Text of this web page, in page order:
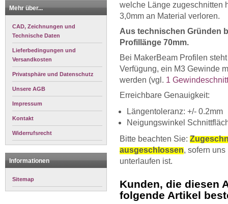
Mehr über...
CAD, Zeichnungen und
Technische Daten
Lieferbedingungen und
Versandkosten
Privatsphäre und Datenschutz
Unsere AGB
Impressum
Kontakt
Widerrufsrecht
Informationen
Sitemap
welche Länge zugeschnitten
3,0mm an Material verloren.
Aus technischen Gründen
Profillänge 70mm.
Bei MakerBeam Profilen
Verfügung, ein M3 Gewinde
werden (vgl. 1
Erreichbare Genauigkeit:
Längentoleranz: +/- 0.2mm
Neigungswinkel
Bitte beachten Sie:
ausgeschlossen, sofern
unterlaufen ist.
Kunden, die diesen
folgende Artikel